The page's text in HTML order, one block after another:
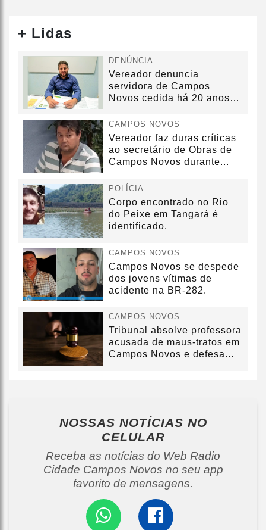
+ Lidas
DENÚNCIA
Vereador denuncia
servidora de Campos
Novos cedida há 20 anos
CAMPOS NOVOS
Vereador faz duras críticas
ao secretário de Obras de
Campos Novos durante...
POLÍCIA
Corpo encontrado no Rio
do Peixe em Tangará é
identificado.
CAMPOS NOVOS
Campos Novos se despede
dos jovens vítimas de
acidente na BR-282.
CAMPOS NOVOS
Tribunal absolve professora
acusada de maus-tratos em
Campos Novos e defesa...
NOSSAS NOTÍCIAS NO
CELULAR
Receba as notícias do Web Radio
Cidade Campos Novos no seu app
favorito de mensagens.